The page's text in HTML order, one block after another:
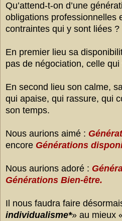
Qu’attend-t-on d’une
obligations professionnelles
contraintes qui y sont liées ?
En premier lieu sa
pas de négociation, celle qui
En second lieu son calme,
qui apaise, qui rassure, qui
son temps.
Nous aurions aimé :
encore Générations
Nous aurions adoré :
Générations Bien-être.
Il nous faudra faire
individualisme*» au mieux